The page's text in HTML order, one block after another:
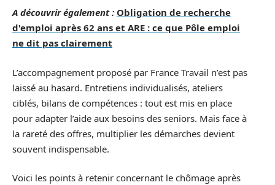
A découvrir également : Obligation de recherche
d'emploi après 62 ans et ARE : ce que Pôle emploi
ne dit pas clairement
L’accompagnement proposé par France Travail n’est pas
laissé au hasard. Entretiens individualisés, ateliers
ciblés, bilans de compétences : tout est mis en place
pour adapter l’aide aux besoins des seniors. Mais face à
la rareté des offres, multiplier les démarches devient
souvent indispensable.
Voici les points à retenir concernant le chômage après